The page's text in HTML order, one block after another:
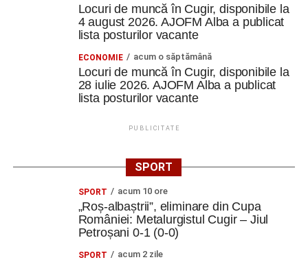
Locuri de muncă în Cugir, disponibile la
4 august 2026. AJOFM Alba a publicat
lista posturilor vacante
ECONOMIE acum o săptămână
Locuri de muncă în Cugir, disponibile la
28 iulie 2026. AJOFM Alba a publicat
lista posturilor vacante
PUBLICITATE
SPORT
SPORT acum 10 ore
„Roș-albaștrii”, eliminare din Cupa
României: Metalurgistul Cugir – Jiul
Petroșani 0-1 (0-0)
SPORT acum 2 zile